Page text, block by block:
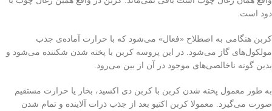
دود است.
کربن هنگامی به اصطلاح «فعال» می‌شود که با حرارت آماده‌ی جذب
مولکول‌های گاز می‌شود. در این پروسه کربن با پخته شدن شکننده می‌شود و
بدین گونه ناخالصی‌های موجود در آن از بین می‌رود.
به طور معمول پخته شدن کربن با کربن دی‌ اکسید، بخار یا حرارت مستقیم
صورت می‌گیرد. معمولا کربن اکتیو بعد از جذب ذرات آلاینده و تمام شدن